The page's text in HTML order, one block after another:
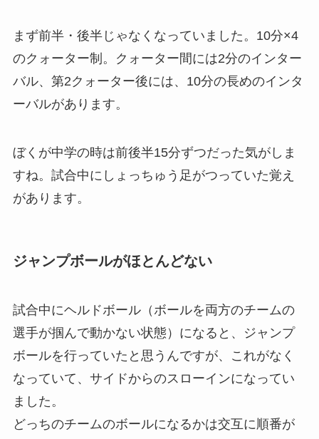
まず前半・後半じゃなくなっていました。10分×4
のクォーター制。クォーター間には2分のインター
バル、第2クォーター後には、10分の長めのインタ
ーバルがあります。
ぼくが中学の時は前後半15分ずつだった気がしま
すね。試合中にしょっちゅう足がつっていた覚え
があります。
ジャンプボールがほとんどない
試合中にヘルドボール（ボールを両方のチームの
選手が掴んで動かない状態）になると、ジャンプ
ボールを行っていたと思うんですが、これがなく
なっていて、サイドからのスローインになってい
ました。
どっちのチームのボールになるかは交互に順番が